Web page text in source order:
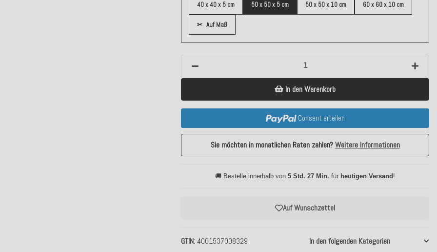
GTIN 4001537008329 In den folgenden Kategorien
Auf Wunschzettel
40 x 40 x 5 cm 50 x 50 x 5 cm 50 x 50 x 10 cm 60 x 60 x 10 cm
✂ Auf Maß
In den Warenkorb
Consent erteilen
Sie möchten in monatlichen Raten zahlen?Weitere Informationen
🚚 Bestelle innerhalb von5 Std. 27 Min. für heutigen Versand !